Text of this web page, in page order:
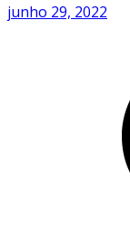
junho 29, 2022